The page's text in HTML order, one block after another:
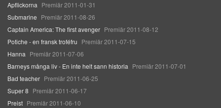
Apflickorna Premiär 2011-01-31
Submarine Premiär 2011-08-26
Captain America: The first avenger Premiär 2011-08-12
Potiche - en fransk troféfru Premiär 2011-07-15
Hanna Premiär 2011-07-06
Barneys många liv - En inte helt sann historia Premiär 2011-07-01
Bad teacher Premiär 2011-06-25
Super 8 Premiär 2011-06-17
Preist Premiär 2011-06-10